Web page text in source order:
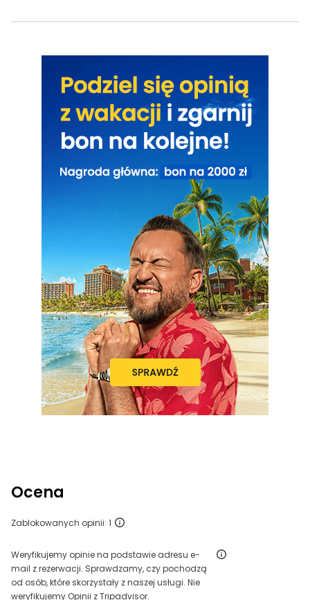
Ocena
Zablokowanych opinii: 1
Weryfikujemy opinie na podstawie adresu e-
mail z rezerwacji. Sprawdzamy, czy pochodzą
od osób, które skorzystały z naszej usługi. Nie
weryfikujemy Opinii z Tripadvisor.